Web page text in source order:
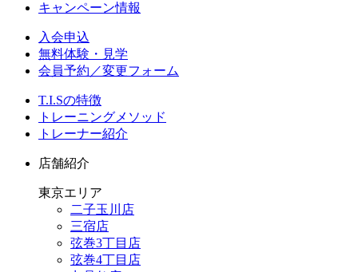
キャンペーン情報
入会申込
無料体験・見学
会員予約／変更フォーム
T.I.Sの特徴
トレーニングメソッド
トレーナー紹介
店舗紹介
東京エリア
二子玉川店
三宿店
弦巻3丁目店
弦巻4丁目店